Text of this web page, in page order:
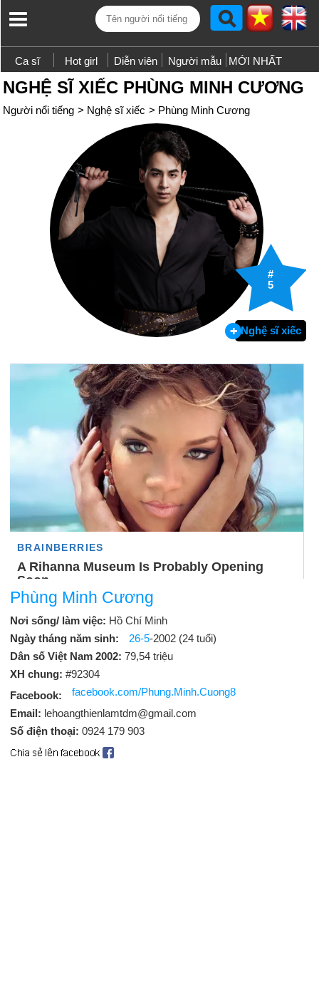
Ca sĩ Hot girl Diễn viên Người mẫu MỚI NHẤT
NGHỆ SĨ XIẾC PHÙNG MINH CƯƠNG
Người nổi tiếng > Nghệ sĩ xiếc > Phùng Minh Cương
#
5
Nghệ sĩ xiếc
Phùng Minh Cương
Nơi sống/ làm việc: Hồ Chí Minh
Ngày tháng năm sinh:
26-5-2002 (24 tuổi)
Dân số Việt Nam 2002: 79,54 triệu
XH chung: #92304
Facebook:
facebook.com/Phung.Minh.Cuong8
Email: lehoangthienlamtdm@gmail.com
Số điện thoại: 0924 179 903